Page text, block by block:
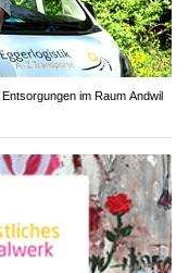
im Raum Andwil